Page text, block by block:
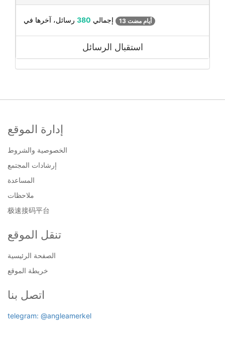
إجمالي 380 13 أيام مضت
استقبال الرسائل
إدارة الموقع
الخصوصية والشروط
إرشادات المجتمع
المساعدة
ملاحظات
极速接码平台
تنقل الموقع
الصفحة الرئيسية
خريطة الموقع
اتصل بنا
telegram: @angleamerkel